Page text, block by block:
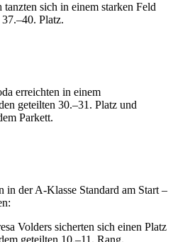
sich in einem starken Feld
Platz.
erreichten in einem
geteilten 30.–31. Platz und
Parkett.
in der A-Klasse Standard am Start –
Volders sicherten sich einen Platz